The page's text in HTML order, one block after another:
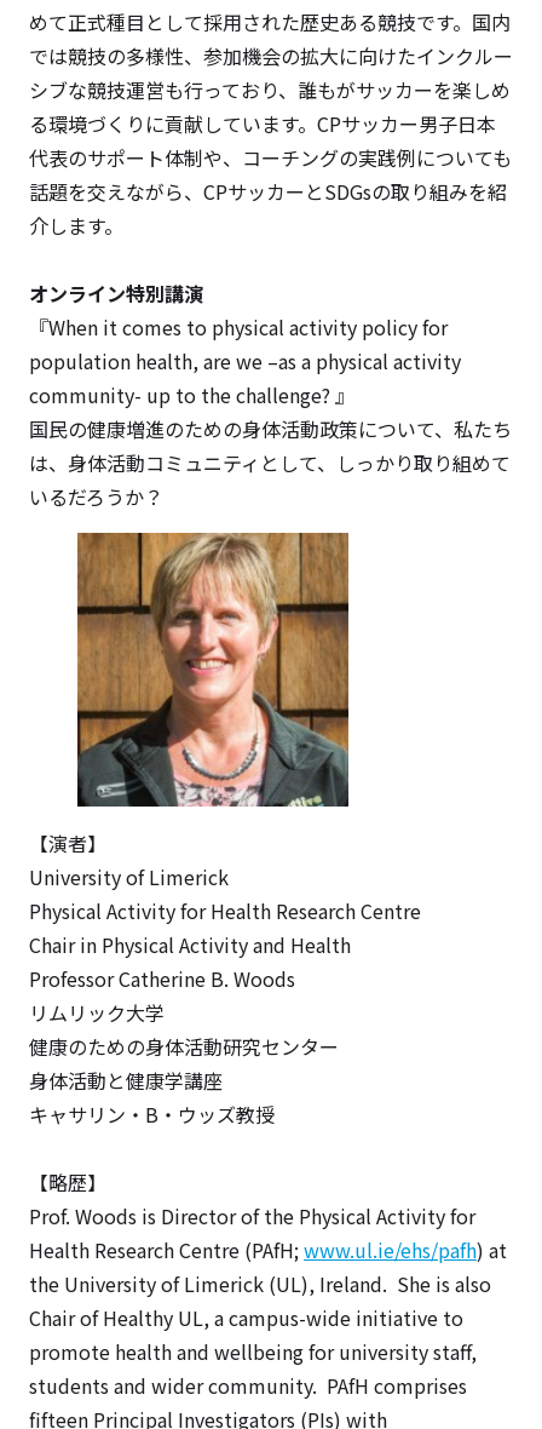
めて正式種目として採用された歴史ある競技です。国内
では競技の多様性、参加機会の拡大に向けたインクルー
シブな競技運営も行っており、誰もがサッカーを楽しめ
る環境づくりに貢献しています。CPサッカー男子日本
代表のサポート体制や、コーチングの実践例についても
話題を交えながら、CPサッカーとSDGsの取り組みを紹
介します。
オンライン特別講演
『When it comes to physical activity policy for
population health, are we –as a physical activity
community- up to the challenge? 』
国民の健康増進のための身体活動政策について、私たち
は、身体活動コミュニティとして、しっかり取り組めて
いるだろうか？
【演者】
University of Limerick
Physical Activity for Health Research Centre
Chair in Physical Activity and Health
Professor Catherine B. Woods
リムリック大学
健康のための身体活動研究センター
身体活動と健康学講座
キャサリン・B・ウッズ教授
【略歴】
Prof. Woods is Director of the Physical Activity for
Health Research Centre (PAfH;www.ul.ie/ehs/pafh) at
the University of Limerick (UL), Ireland. She is also
Chair ofHealthy UL, a campus-wide initiative to
promote health and wellbeing for university staff,
students and wider community. PAfH comprises
fifteen Principal Investigators (PIs) with